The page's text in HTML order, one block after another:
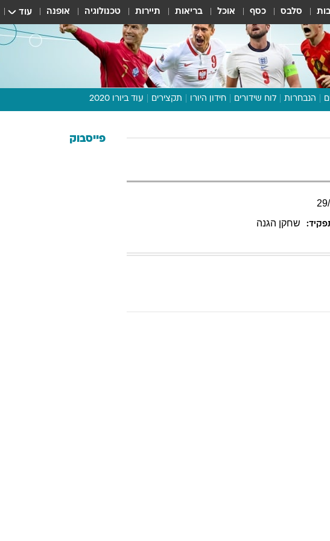
סלבס כסף אוכל בריאות תיירות טכנולוגיה אופנה עוד
הנבחרות לוח שידורים חידון היורו תקצירים עוד ביורו 2020
תכנית היורו
29/
שחקן הגנה
פייסבוק